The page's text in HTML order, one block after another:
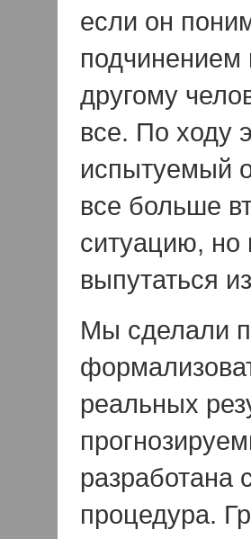
если он
подчинением
другому
все. По ходу
испытуемый
все больше
ситуацию, но
выпутаться
Мы сделали
реальных
процедура.